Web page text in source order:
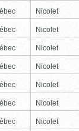
Nicolet
Nicolet
Nicolet
Nicolet
Nicolet
Nicolet
Nicolet